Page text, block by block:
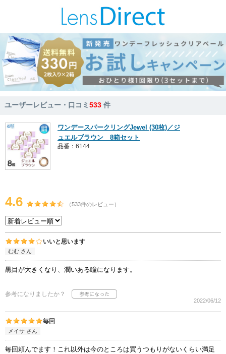
ユーザーレビュー・口コミ533 件
ワンデースパークリングJewel (30枚)／ジ
ュエルブラウン 8箱セット
品番：6144
4.6 （533件のレビュー）
いいと思います
むむ さん
黒目が大きくなり、潤いある瞳になります。
参考になりましたか？
2022/06/12
毎回
メイサ さん
毎回頼んでます！これ以外は今のところは買うつもりがないくらい満足